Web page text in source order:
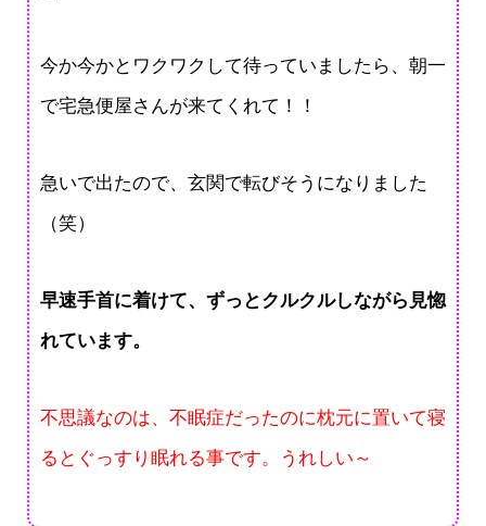
今か今かとワクワクして待っていましたら、朝一
で宅急便屋さんが来てくれて！！
急いで出たので、玄関で転びそうになりました
（笑）
早速手首に着けて、ずっとクルクルしながら見惚
れています。
不思議なのは、不眠症だったのに枕元に置いて寝
るとぐっすり眠れる事です。うれしい～